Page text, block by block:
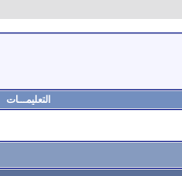
التعليمـــات